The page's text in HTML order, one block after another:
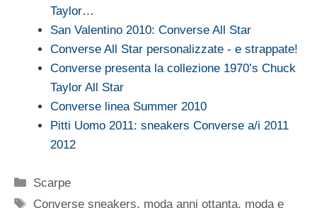
Taylor…
San Valentino 2010: Converse All Star
Converse All Star personalizzate - e strappate!
Converse presenta la collezione 1970’s Chuck
Taylor All Star
Converse linea Summer 2010
Pitti Uomo 2011: sneakers Converse a/i 2011
2012
Categorie
Scarpe
Tag
Converse sneakers, moda anni ottanta, moda e